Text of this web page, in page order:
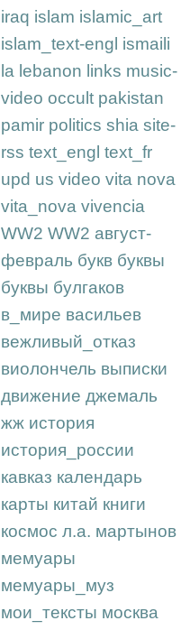
iraq islam islamic_art
islam_text-engl ismaili
la lebanon links music-
video occult pakistan
pamir politics shia site-
rss text_engl text_fr
upd us video vita nova
vita_nova vivencia
WW2 WW2 август-
февраль букв буквы
буквы булгаков
в_мире васильев
вежливый_отказ
виолончель выписки
движение джемаль
жж история
история_россии
кавказ календарь
карты китай книги
космос л.а. мартынов
мемуары
мемуары_муз
мои_тексты москва